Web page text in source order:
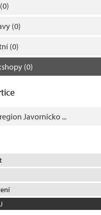
(0)
(0)
(0)
(0)
Javornicko ...